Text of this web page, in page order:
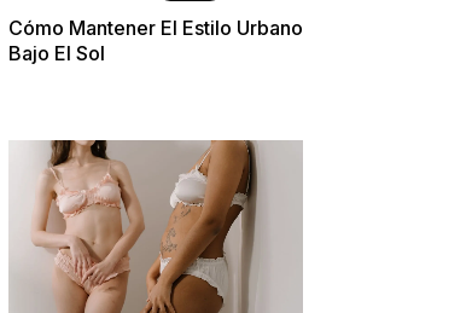
Cómo Mantener El Estilo Urbano
Bajo El Sol